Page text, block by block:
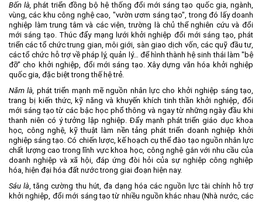
Bốn là, phát triển đồng bộ hệ thống đổi mới sáng tạo quốc gia, ngành,
vùng, các khu công nghệ cao, "vườn ươm sáng tạo", trong đó lấy doanh
nghiệp làm trung tâm và các viện, trường là chủ thể nghiên cứu và đổi
mới sáng tạo. Thúc đẩy mạng lưới khởi nghiệp đổi mới sáng tạo, phát
triển các tổ chức trung gian, môi giới, sàn giao dịch vốn, các quỹ đầu tư,
các tổ chức hỗ trợ về pháp lý, quản lý… để hình thành hệ sinh thái làm "bệ
đỡ" cho khởi nghiệp, đổi mới sáng tạo. Xây dựng văn hóa khởi nghiệp
quốc gia, đặc biệt trong thế hệ trẻ.
Năm là, phát triển mạnh mẽ nguồn nhân lực cho khởi nghiệp sáng tạo,
trang bị kiến thức, kỹ năng và khuyến khích tinh thần khởi nghiệp, đổi
mới sáng tạo từ các bậc học phổ thông và ngay từ những ngày đầu khi
thanh niên có ý tưởng lập nghiệp. Đẩy mạnh phát triển giáo dục khoa
học, công nghệ, kỹ thuật làm nền tảng phát triển doanh nghiệp khởi
nghiệp sáng tạo. Có chiến lược, kế hoạch cụ thể đào tạo nguồn nhân lực
chất lượng cao trong lĩnh vực khoa học, công nghệ gắn với nhu cầu của
doanh nghiệp và xã hội, đáp ứng đòi hỏi của sự nghiệp công nghiệp
hóa, hiện đại hóa đất nước trong giai đoạn hiện nay.
Sáu là, tăng cường thu hút, đa dạng hóa các nguồn lực tài chính hỗ trợ
khởi nghiệp, đổi mới sáng tạo từ nhiều nguồn khác nhau (Nhà nước, các